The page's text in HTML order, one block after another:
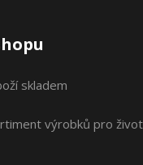
skladem
výrobků pro